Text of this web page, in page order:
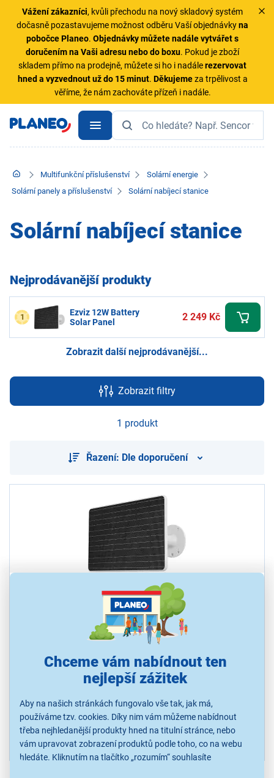
Chceme vám nabídnout ten
nejlepší zážitek
Aby na našich stránkách fungovalo vše tak, jak má,
používáme tzv. cookies. Díky nim vám můžeme nabídnout
třeba nejhledanější produkty hned na titulní stránce, nebo
vám upravovat zobrazení produktů podle toho, co na webu
hledáte. Kliknutím na tlačítko „rozumím“ souhlasíte
Vážení zákazníci, kvůli přechodu na nový skladový systém
dočasně pozastavujeme možnost odběru Vaší objednávkyna
pobočce Planeo.Objednávky můžete nadále vytvářet s
doručením na Vaši adresu nebo do boxu. Pokud je zboží
skladem přímo na prodejně, můžete si ho i nadálerezervovat
hned a vyzvednout už do 15 minut. Děkujemeza trpělivost a
věříme, že nám zachováte přízeň i nadále.
Multifunkční příslušenství
Solární energie
Solární panely a příslušenství
Solární nabíjecí stanice
Solární nabíjecí stanice
Nejprodávanější produkty
1
Ezviz 12W Battery
Solar Panel
2 249 Kč
Zobrazit další nejprodávanější...
Zobrazit filtry
1 produkt
Řazení: Dle doporučení
Ezviz 12W Battery Solar Panel
Solární panel s úložištěm, vysoká kompatibilita se solárními
systémy, odolné materiály pro dlouhou životnost, určené pro
černá - bílá
Ihned k odeslání
2 249 Kč